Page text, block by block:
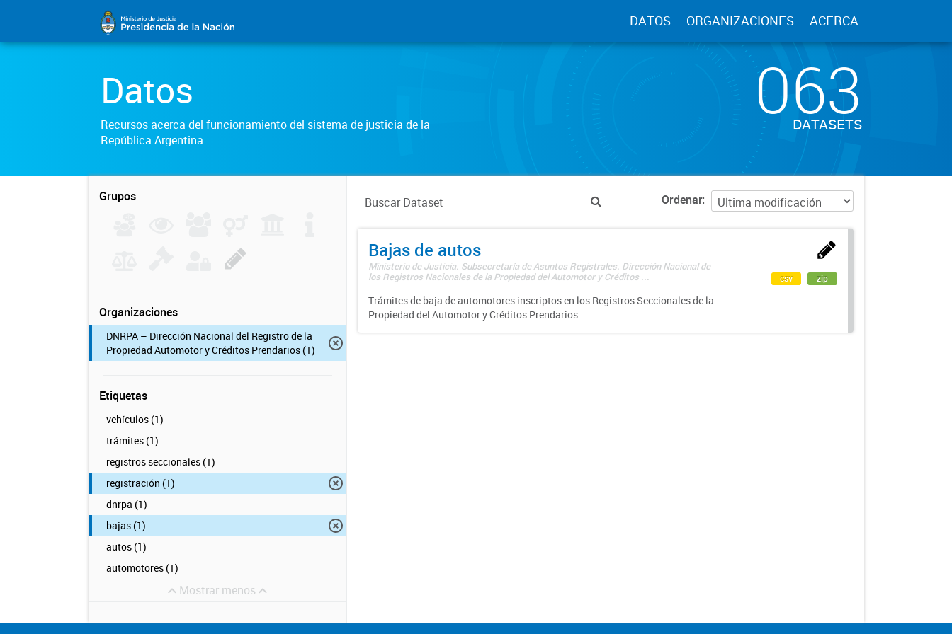
DATOS ORGANIZACIONES ACERCA
Datos
Recursos acerca del funcionamiento del sistema de justicia de la
República Argentina.
063
DATASETS
Grupos
Organizaciones
DNRPA – Dirección Nacional del Registro de la
Propiedad Automotor y Créditos Prendarios (1)
Etiquetas
vehículos (1)
trámites (1)
registros seccionales (1)
registración (1)
dnrpa (1)
bajas (1)
autos (1)
automotores (1)
Mostrar menos
Ordenar
Bajas de autos
Ministerio de Justicia. Subsecretaría de Asuntos Registrales. Dirección Nacional de
los Registros Nacionales de la Propiedad del Automotor y Créditos ...
Trámites de baja de automotores inscriptos en los Registros Seccionales de la
Propiedad del Automotor y Créditos Prendarios
csv zip